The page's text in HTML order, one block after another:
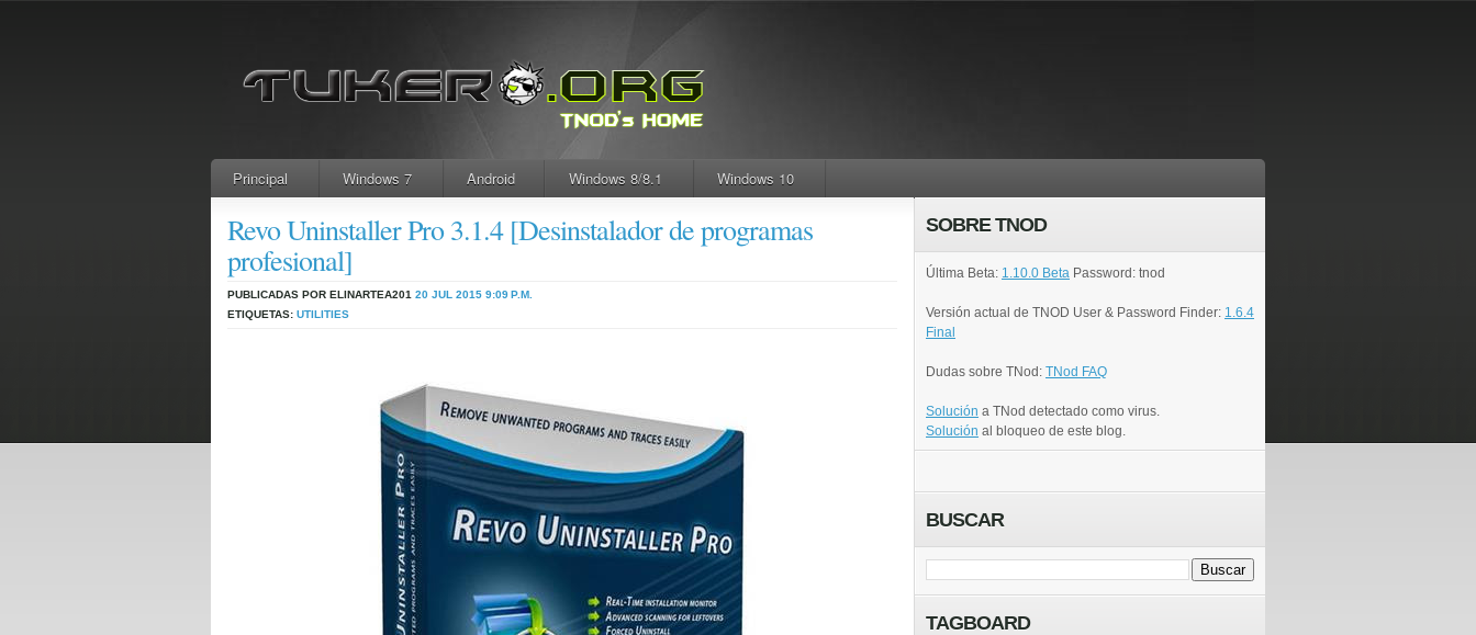
Principal Windows 7 Android Windows 8/8.1 Windows 10
Revo Uninstaller Pro 3.1.4 [Desinstalador de programas
profesional]
PUBLICADAS POR ELINARTEA201 20 JUL 2015 9:09 P.M.
ETIQUETAS: UTILITIES
SOBRE TNOD
Última Beta: 1.10.0 Beta Password: tnod
Versión actual de TNOD User & Password Finder: 1.6.4
Final
Dudas sobre TNod: TNod FAQ
Solución a TNod detectado como virus.
Solución al bloqueo de este blog.
BUSCAR
TAGBOARD